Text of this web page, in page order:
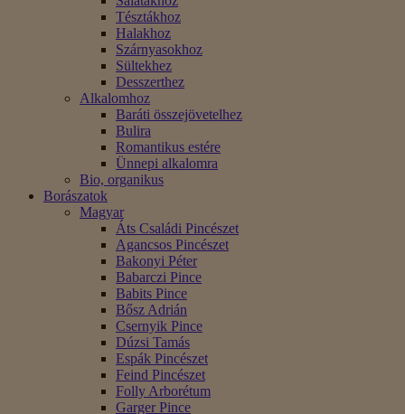
Tésztákhoz
Halakhoz
Szárnyasokhoz
Sültekhez
Desszerthez
Alkalomhoz
Baráti összejövetelhez
Bulira
Romantikus estére
Ünnepi alkalomra
Bio, organikus
Borászatok
Magyar
Áts Családi Pincészet
Agancsos Pincészet
Bakonyi Péter
Babarczi Pince
Babits Pince
Bősz Adrián
Csernyik Pince
Dúzsi Tamás
Espák Pincészet
Feind Pincészet
Folly Arborétum
Garger Pince